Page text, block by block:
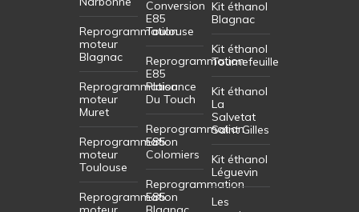
Reprogrammation
moteur
Blagnac
Reprogrammation
moteur
Muret
Reprogrammation
moteur
Toulouse
Reprogrammation
Conversion
E85
Toulouse
Reprogrammation
E85
Plaisance
Du Touch
Reprogrammation
E85
Colomiers
Reprogrammation
E85
Kit éthanol
Blagnac
Kit éthanol
Tournefeuille
Kit éthanol
La
Salvetat
Saint Gilles
Kit éthanol
Léguevin
Les